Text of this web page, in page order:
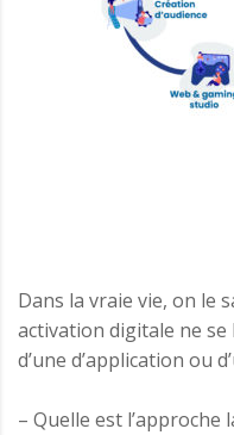
Dans la vraie vie, on le
activation digitale ne se
d’une d’application ou
– Quelle est l’approche